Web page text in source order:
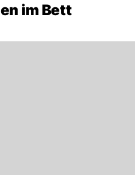
im Bett